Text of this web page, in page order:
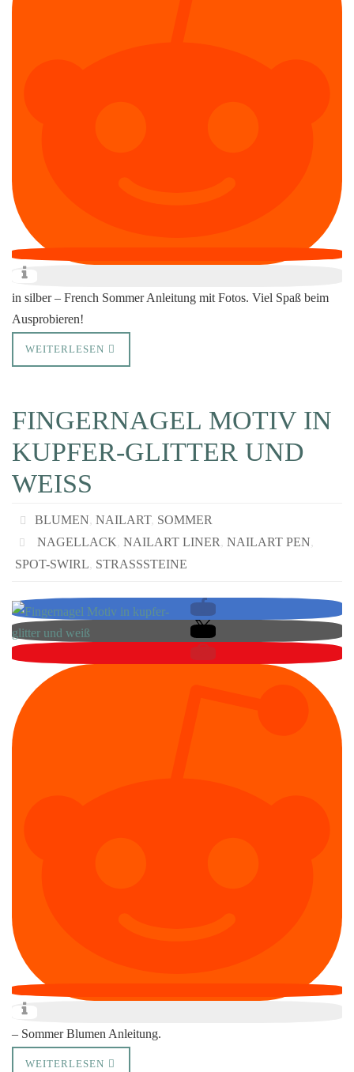
in silber – French Sommer Anleitung mit Fotos. Viel Spaß beim
Ausprobieren!
WEITERLESEN
FINGERNAGEL MOTIV IN
KUPFER-GLITTER UND
WEISS
BLUMEN, NAILART, SOMMER
NAGELLACK, NAILART LINER, NAILART PEN,
SPOT-SWIRL, STRASSSTEINE
– Sommer Blumen Anleitung.
WEITERLESEN